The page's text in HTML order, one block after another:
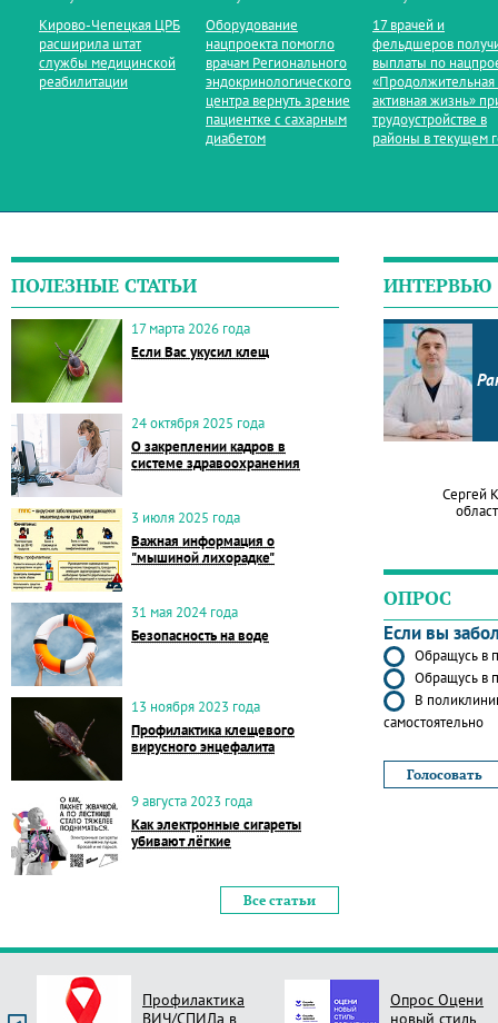
Кирово‑Чепецкая ЦРБ
расширила штат
службы медицинской
реабилитации
Оборудование
нацпроекта помогло
врачам Регионального
эндокринологического
центра вернуть зрение
пациентке с сахарным
диабетом
17 врачей и
фельдшеров
выплаты по
«Продолжительная
активная жизнь»
трудоустройстве в
районы в текущем
ПОЛЕЗНЫЕ СТАТЬИ
17 марта 2026 года
Если Вас укусил клещ
24 октября 2025 года
О закреплении кадров в
системе здравоохранения
3 июля 2025 года
Важная информация о
"мышиной лихорадке"
31 мая 2024 года
Безопасность на воде
13 ноября 2023 года
Профилактика клещевого
вирусного энцефалита
9 августа 2023 года
Как электронные сигареты
убивают лёгкие
Все статьи
ИНТЕРВЬЮ
Сергей
ОПРОС
Если вы
Обращусь в
Обращусь в
В
самостоятельно
Профилактика
ВИЧ/СПИДа в
Опрос Оцени
новый стиль